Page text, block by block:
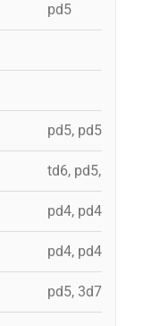
pd5
pd5, pd5, 3d7
td6, pd5, 4d7,
pd4, pd4, pd4,
pd4, pd4, pd5,
pd5, 3d7c,